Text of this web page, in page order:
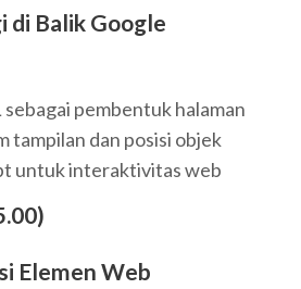
di Balik Google
pembentuk halaman
tampilan dan posisi objek
untuk interaktivitas web
Elemen Web